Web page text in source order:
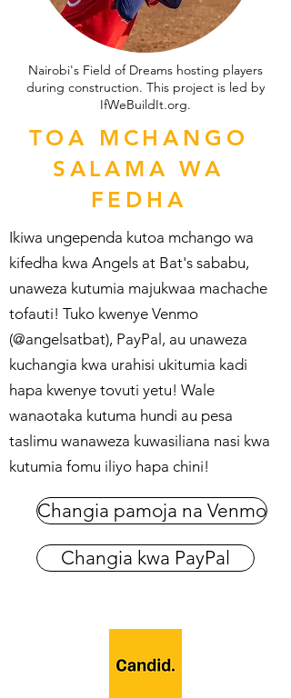
Nairobi's Field of Dreams hosting players
during construction. This project is led by
IfWeBuildIt.org.
TOA MCHANGO
SALAMA WA
FEDHA
Ikiwa ungependa kutoa mchango wa
kifedha kwa Angels at Bat's sababu,
unaweza kutumia majukwaa machache
tofauti! Tuko kwenye Venmo
(@angelsatbat), PayPal, au unaweza
kuchangia kwa urahisi ukitumia kadi
hapa kwenye tovuti yetu! Wale
wanaotaka kutuma hundi au pesa
taslimu wanaweza kuwasiliana nasi kwa
kutumia fomu iliyo hapa chini!
Changia pamoja na Venmo
Changia kwa PayPal